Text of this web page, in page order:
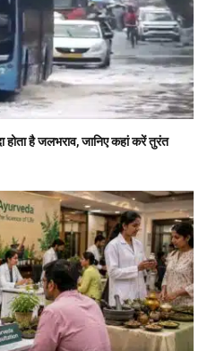
होता है जलभराव, जानिए कहां करें तुरंत